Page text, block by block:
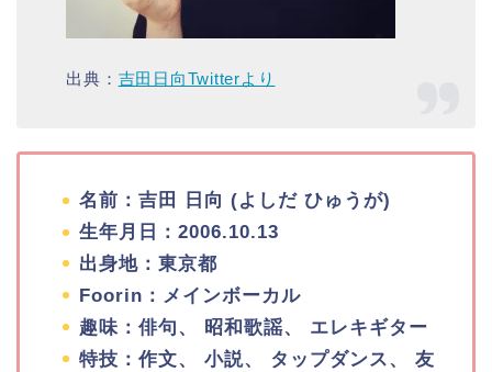
出典： 吉田日向Twitterより
名前：吉田 日向 (よしだ ひゅうが)
生年月日：2006.10.13
出身地：東京都
Foorin：メインボーカル
趣味：俳句、 昭和歌謡、 エレキギター
特技：作文、 小説、 タップダンス、 友